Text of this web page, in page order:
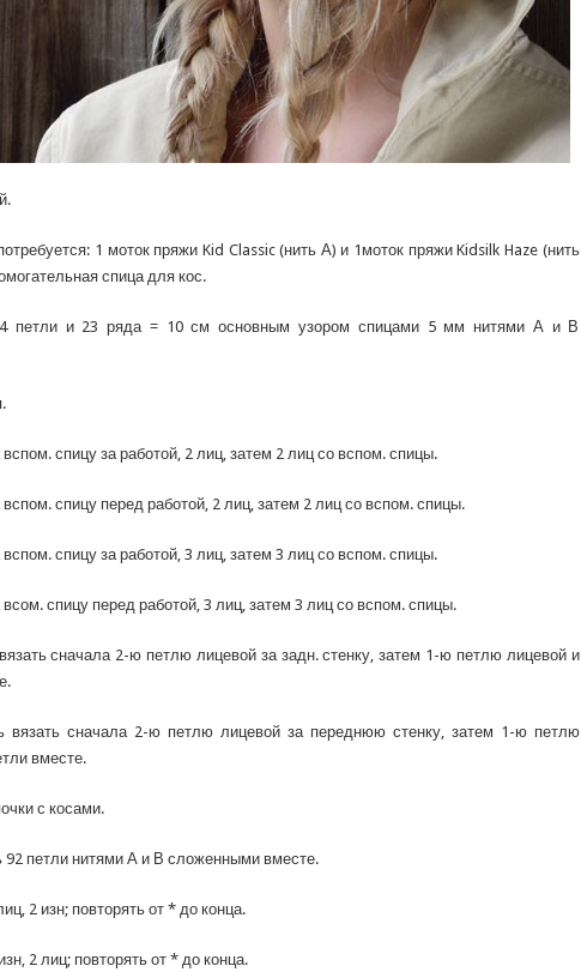
1 моток пряжи Kid Classic (нить А) и 1моток пряжи Kidsilk Haze (нить
спица для кос.
петли и 23 ряда = 10 см основным узором спицами 5 мм нитями А и В
спицу за работой, 2 лиц, затем 2 лиц со вспом. спицы.
спицу перед работой, 2 лиц, затем 2 лиц со вспом. спицы.
спицу за работой, 3 лиц, затем 3 лиц со вспом. спицы.
спицу перед работой, 3 лиц, затем 3 лиц со вспом. спицы.
сначала 2-ю петлю лицевой за задн. стенку, затем 1-ю петлю лицевой и
вязать сначала 2-ю петлю лицевой за переднюю стенку, затем 1-ю петлю
вместе.
с косами.
92 петли нитями А и В сложенными вместе.
2 изн; повторять от * до конца.
2 лиц; повторять от * до конца.